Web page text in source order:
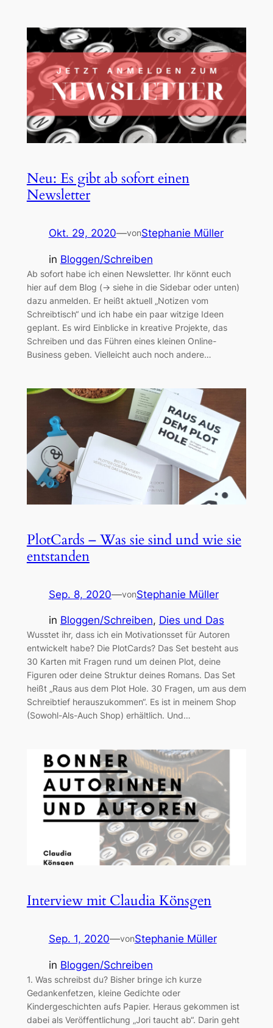
Neu: Es gibt ab sofort einen
Newsletter
Okt. 29, 2020—vonStephanie Müller
in Bloggen/Schreiben
Ab sofort habe ich einen Newsletter. Ihr könnt euch
hier auf dem Blog (-> siehe in die Sidebar oder unten)
dazu anmelden. Er heißt aktuell „Notizen vom
Schreibtisch“ und ich habe ein paar witzige Ideen
geplant. Es wird Einblicke in kreative Projekte, das
Schreiben und das Führen eines kleinen Online-
Business geben. Vielleicht auch noch andere…
PlotCards – Was sie sind und wie sie
entstanden
Sep. 8, 2020—vonStephanie Müller
in Bloggen/Schreiben, Dies und Das
Wusstet ihr, dass ich ein Motivationsset für Autoren
entwickelt habe? Die PlotCards? Das Set besteht aus
30 Karten mit Fragen rund um deinen Plot, deine
Figuren oder deine Struktur deines Romans. Das Set
heißt „Raus aus dem Plot Hole. 30 Fragen, um aus dem
Schreibtief herauszukommen“. Es ist in meinem Shop
(Sowohl-Als-Auch Shop) erhältlich. Und…
Interview mit Claudia Könsgen
Sep. 1, 2020—vonStephanie Müller
in Bloggen/Schreiben
1. Was schreibst du? Bisher bringe ich kurze
Gedankenfetzen, kleine Gedichte oder
Kindergeschichten aufs Papier. Heraus gekommen ist
dabei als Veröffentlichung „Jori taucht ab“. Darin geht